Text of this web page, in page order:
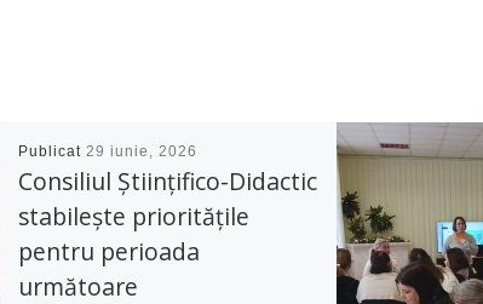
Publicat 29 iunie, 2026
Consiliul Științifico-Didactic
stabilește prioritățile
pentru perioada
următoare